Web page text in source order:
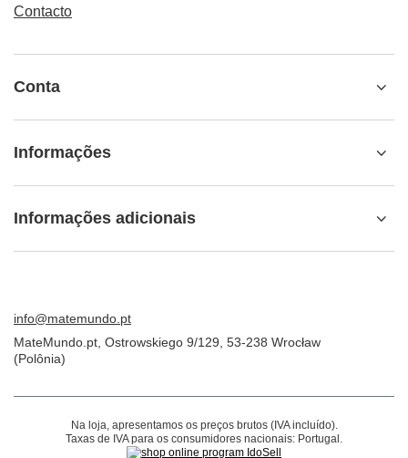
Contacto
Conta
Informações
Informações adicionais
info@matemundo.pt
MateMundo.pt Ostrowskiego 9/129 53-238 Wrocław
(Polônia)
Na loja, apresentamos os preços brutos (IVA incluído).
Taxas de IVA para os consumidores nacionais: Portugal .